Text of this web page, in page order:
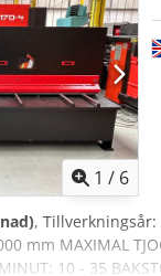
1 / 6
, Tillverkningsår:
mm MAXIMAL
10 - 35